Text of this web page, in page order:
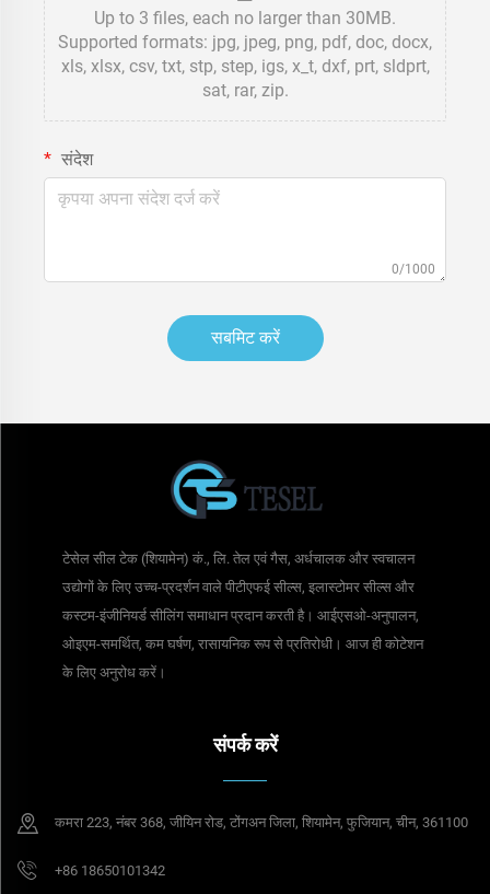
Up to 3 files, each no larger than 30MB.
Supported formats: jpg, jpeg, png, pdf, doc, docx,
xls, xlsx, csv, txt, stp, step, igs, x_t, dxf, prt, sldprt,
sat, rar, zip.
संदेश
0/1000
सबमिट करें
टेसेल सील टेक (शियामेन) कं., लि. तेल एवं गैस, अर्धचालक और स्वचालन
उद्योगों के लिए उच्च-प्रदर्शन वाले पीटीएफई सील्स, इलास्टोमर सील्स और
कस्टम-इंजीनियर्ड सीलिंग समाधान प्रदान करती है। आईएसओ-अनुपालन,
ओइएम-समर्थित, कम घर्षण, रासायनिक रूप से प्रतिरोधी। आज ही कोटेशन
के लिए अनुरोध करें।
संपर्क करें
कमरा 223, नंबर 368, जीयिन रोड, टोंगअन जिला, शियामेन, फुजियान, चीन, 361100
+86 18650101342